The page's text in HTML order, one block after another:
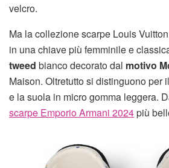
velcro.
Ma la collezione scarpe Louis
in una chiave più femminile e
tweed bianco decorato dal motivo
Maison. Oltretutto si distinguono per
e la suola in micro gomma leggera.
scarpe Emporio Armani 2024più